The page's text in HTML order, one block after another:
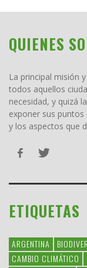
QUIENES
La principal misión
todos aquellos
necesidad, y quizá
exponer sus
y los aspectos que
ETIQUETAS
ARGENTINA
CAMBIO CLIMÁTICO